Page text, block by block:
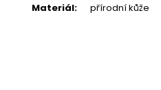
Materiál: přírodní kůže